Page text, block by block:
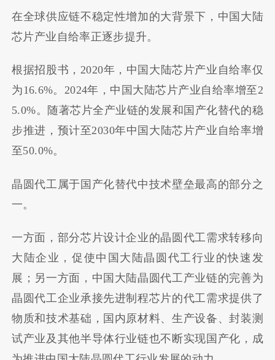
在全球供应链不稳定性增加的大背景下，中国大陆
芯片产业自给率正逐步提升。
根据招股书，2020年，中国大陆芯片产业自给率仅
为16.6%。2024年，中国大陆芯片产业自给率增至2
5.0%。随著芯片全产业链的发展和国产化替代的稳
步推进，预计至2030年中国大陆芯片产业自给率增
至50.0%。
晶圆代工属于国产化替代中技术壁垒最高的部分之
一。
一方面，部分芯片设计企业的晶圆代工需求转移向
大陆企业，促使中国大陆晶圆代工行业的快速发
展；另一方面，中国大陆晶圆代工产业链的完善为
晶圆代工企业承接先进制程芯片的代工需求提供了
物质和技术基础，国内原材料、生产设备、封装测
试产业及其他半导体行业链也不断实现国产化，成